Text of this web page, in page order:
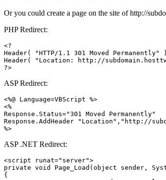
Or you could create a page on the site ofhttp://
PHP Redirect:
<?
Header( "HTTP/1.1 301 Moved Permanently"
Header( "Location: http://
?>
ASP Redirect:
<%@ Language=VBScript %>
<%
Response.Status="301 Moved Permanently"
Response.AddHeader "Location","http://
%>
ASP .NET Redirect:
<script runat="server">
private void Page_Load(object sender,
{